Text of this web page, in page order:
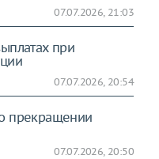
07.07.2026, 21:03
при
07.07.2026, 20:54
прекращении
07.07.2026, 20:50